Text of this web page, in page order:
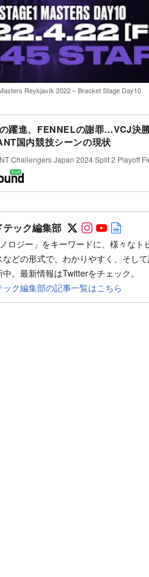
Reykjavík 2022 – Bracket Stage Day10
躍進、FENNELの謝罪…VCJ決勝
国内競技シーンの現状
Challengers Japan 2024 Split 2 Playoff
テック編集部 Follow on SNS
Follow on
Follow
ロジー」をキーワードに、様々なト
などの形式で、わかりやすく、そし
。最新情報はTwitterをチェック。
ック編集部の記事一覧はこちら